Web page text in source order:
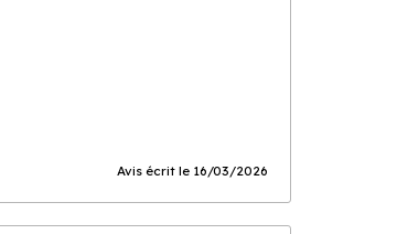
Avis écrit le 16/03/2026